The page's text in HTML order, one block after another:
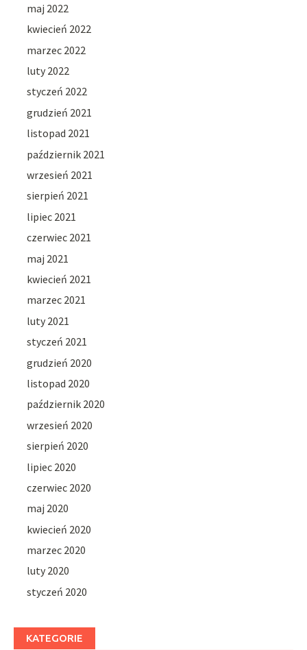
maj 2022
kwiecień 2022
marzec 2022
luty 2022
styczeń 2022
grudzień 2021
listopad 2021
październik 2021
wrzesień 2021
sierpień 2021
lipiec 2021
czerwiec 2021
maj 2021
kwiecień 2021
marzec 2021
luty 2021
styczeń 2021
grudzień 2020
listopad 2020
październik 2020
wrzesień 2020
sierpień 2020
lipiec 2020
czerwiec 2020
maj 2020
kwiecień 2020
marzec 2020
luty 2020
styczeń 2020
KATEGORIE